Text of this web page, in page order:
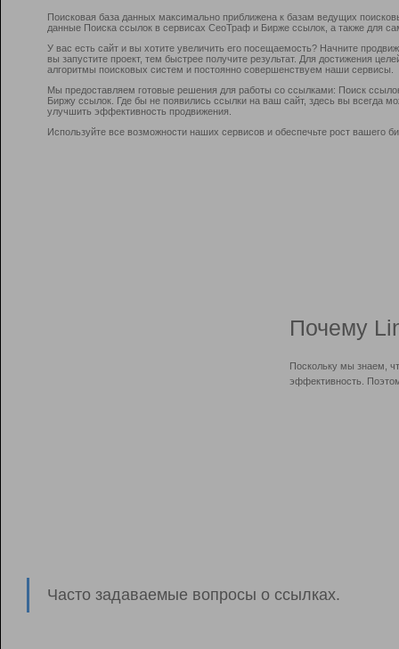
Поисковая база данных максимально приближена к базам ведущих
данные Поиска ссылок в сервисах СеоТраф и Бирже ссылок, а также для
У вас есть сайт и вы хотите увеличить его посещаемость? Начните
вы запустите проект, тем быстрее получите результат. Для достижения
алгоритмы поисковых систем и постоянно совершенствуем наши сервисы.
Мы предоставляем готовые решения для работы со ссылками: Поиск
Биржу ссылок. Где бы не появились ссылки на ваш сайт, здесь вы всегда
улучшить эффективность продвижения.
Используйте все возможности наших сервисов и обеспечьте рост вашего
Почему
Поскольку мы знаем,
эффективность.
Часто задаваемые вопросы о ссылках.